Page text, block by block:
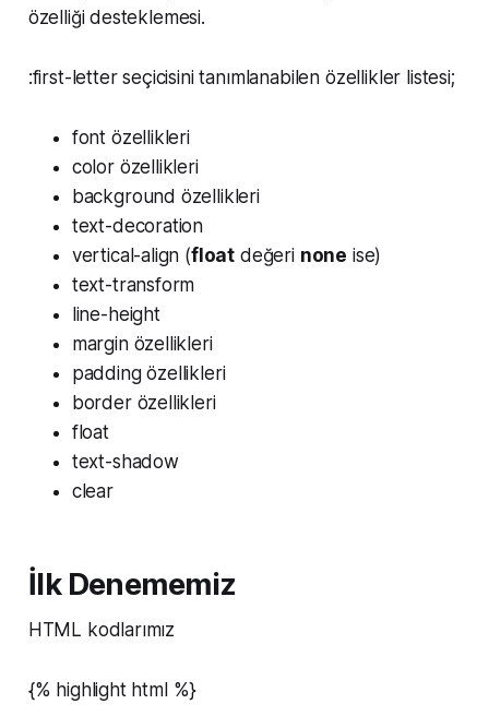
özelliği desteklemesi.
:first-letter seçicisini tanımlanabilen özellikler listesi;
font özellikleri
color özellikleri
background özellikleri
text-decoration
vertical-align (float değeri none ise)
text-transform
line-height
margin özellikleri
padding özellikleri
border özellikleri
float
text-shadow
clear
İlk Denememiz
HTML kodlarımız
{% highlight html %}